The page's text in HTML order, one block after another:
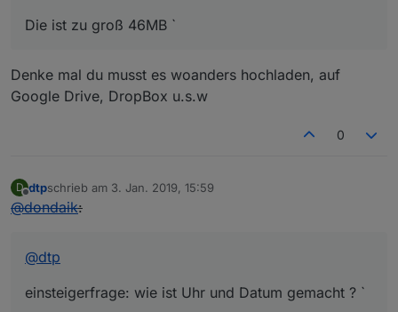
Die ist zu groß 46MB `
Denke mal du musst es woanders hochladen, auf
Google Drive, DropBox u.s.w
0
D
Offline
dtpschrieb am 3. Jan. 2019, 15:59
zuletzt editiert von
@dondaik:
@dtp
einsteigerfrage: wie ist Uhr und Datum gemacht ? `